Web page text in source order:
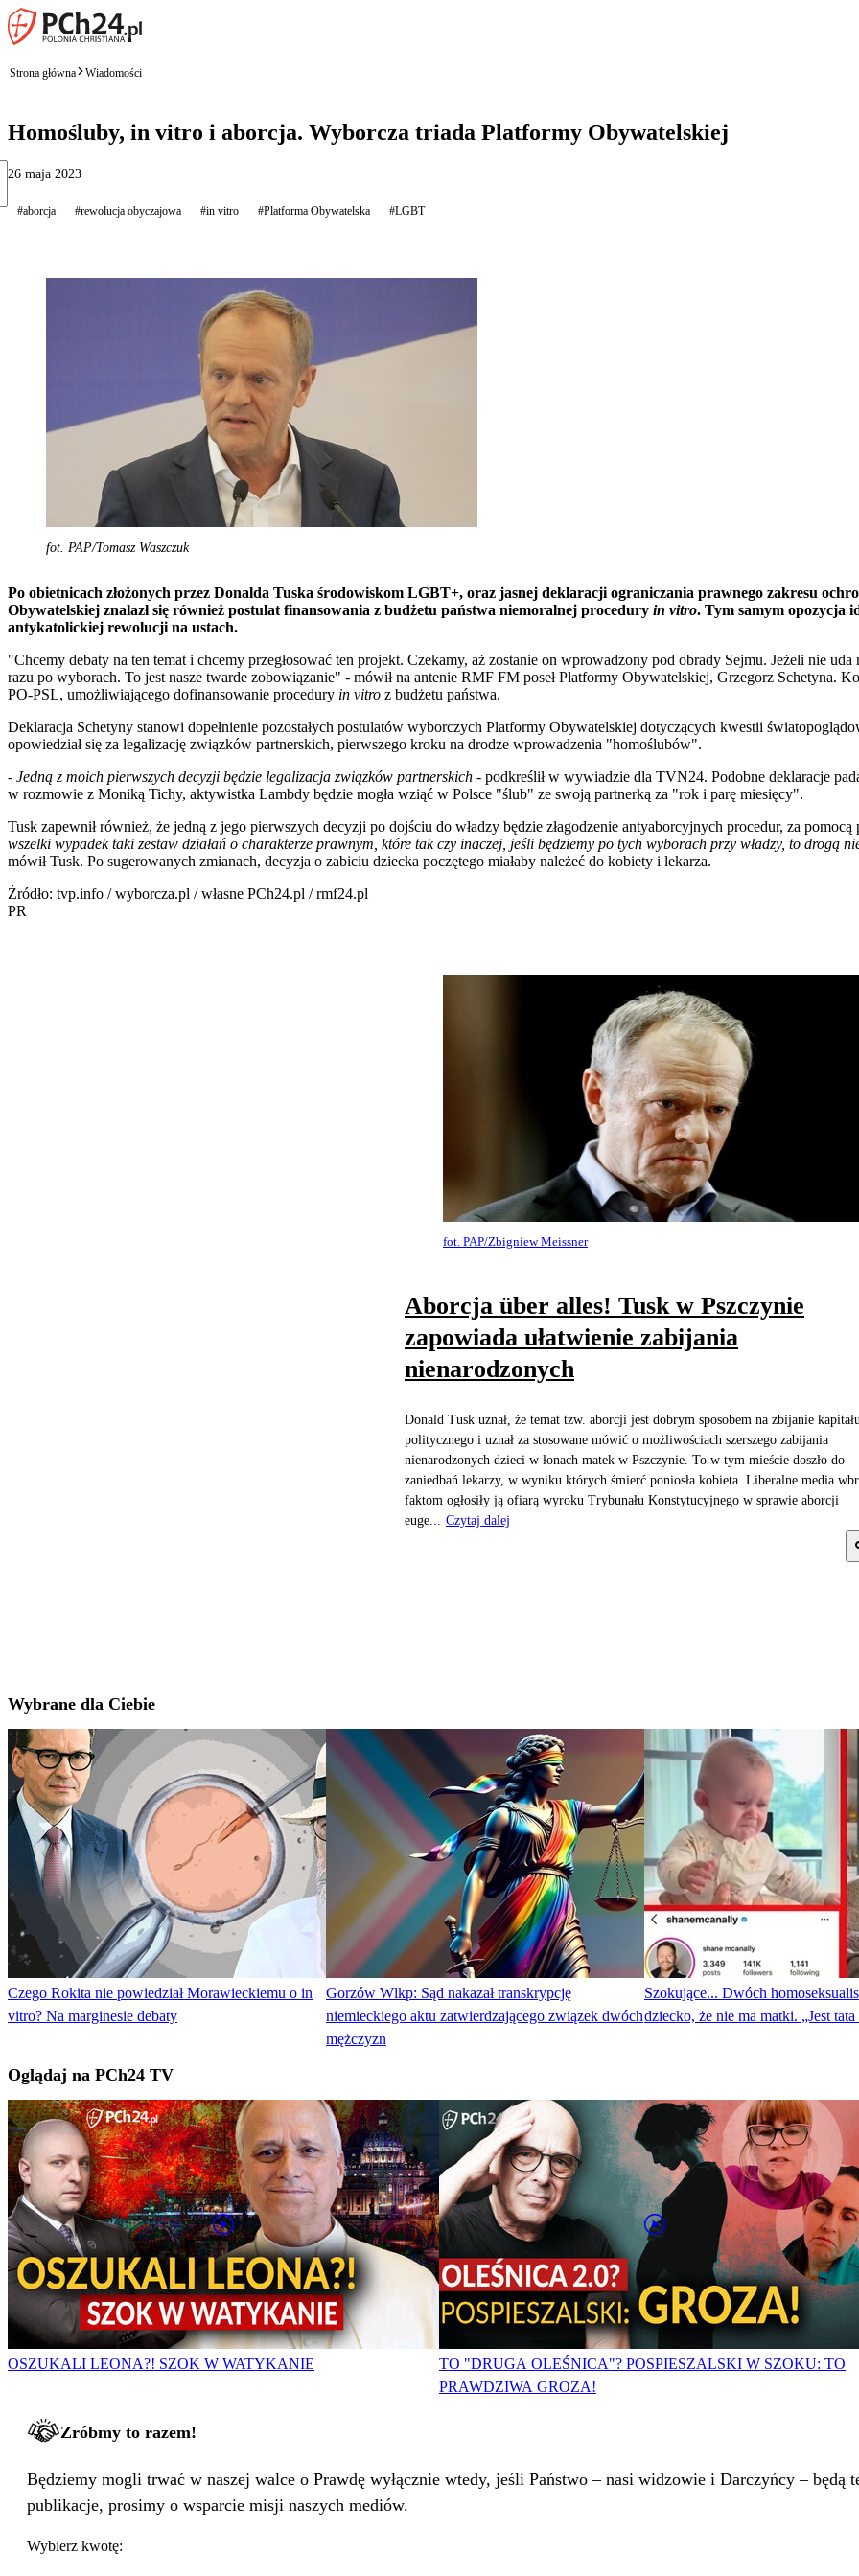
Strona główna Wiadomości
Homośluby, in vitro i aborcja. Wyborcza triada Platformy Obywatelskiej
26 maja 2023
#aborcja #rewolucja obyczajowa #in vitro #Platforma Obywatelska #LGBT
fot. PAP/Tomasz Waszczuk
Po obietnicach złożonych przez Donalda Tuska środowiskom LGBT+, oraz jasnej deklaracji ograniczania prawnego zakresu
Obywatelskiej znalazł się również postulat finansowania z budżetu państwa niemoralnej procedury in vitro. Tym samym opozycja
antykatolickiej rewolucji na ustach.
"Chcemy debaty na ten temat i chcemy przegłosować ten projekt. Czekamy, aż zostanie on wprowadzony pod obrady Sejmu. Jeżeli nie
razu po wyborach. To jest nasze twarde zobowiązanie" - mówił na antenie RMF FM poseł Platformy Obywatelskiej, Grzegorz Schetyna.
PO-PSL, umożliwiającego dofinansowanie procedury in vitro z budżetu państwa.
Deklaracja Schetyny stanowi dopełnienie pozostałych postulatów wyborczych Platformy Obywatelskiej dotyczących kwestii
opowiedział się za legalizację związków partnerskich, pierwszego kroku na drodze wprowadzenia "homoślubów".
- Jedną z moich pierwszych decyzji będzie legalizacja związków partnerskich - podkreślił w wywiadzie dla TVN24. Podobne deklaracje
w rozmowie z Moniką Tichy, aktywistka Lambdy będzie mogła wziąć w Polsce "ślub" ze swoją partnerką za "rok i parę miesięcy".
Tusk zapewnił również, że jedną z jego pierwszych decyzji po dojściu do władzy będzie złagodzenie antyaborcyjnych procedur, za
wszelki wypadek taki zestaw działań o charakterze prawnym, które tak czy inaczej, jeśli będziemy po tych wyborach przy władzy, to drogą
mówił Tusk. Po sugerowanych zmianach, decyzja o zabiciu dziecka poczętego miałaby należeć do kobiety i lekarza.
Źródło: tvp.info / wyborcza.pl / własne PCh24.pl / rmf24.pl
PR
fot. PAP/Zbigniew Meissner
Aborcja über alles! Tusk w Pszczynie
zapowiada ułatwienie zabijania
nienarodzonych
Donald Tusk uznał, że temat tzw. aborcji jest dobrym sposobem na zbijanie kapitału
politycznego i uznał za stosowane mówić o możliwościach szerszego zabijania
nienarodzonych dzieci w łonach matek w Pszczynie. To w tym mieście doszło do
zaniedbań lekarzy, w wyniku których śmierć poniosła kobieta. Liberalne media
faktom ogłosiły ją ofiarą wyroku Trybunału Konstytucyjnego w sprawie aborcji
euge...
Czytaj dalej
Wybrane dla Ciebie
Czego Rokita nie powiedział Morawieckiemu o in
vitro? Na marginesie debaty
Gorzów Wlkp: Sąd nakazał transkrypcję
niemieckiego aktu zatwierdzającego związek dwóch
mężczyzn
Szokujące... Dwóch
dziecko, że nie ma matki. „Jest tata
Oglądaj na PCh24 TV
OSZUKALI LEONA?! SZOK W WATYKANIE
TO "DRUGA OLEŚNICA"? POSPIESZALSKI W SZOKU: TO
PRAWDZIWA GROZA!
Zróbmy to razem!
Będziemy mogli trwać w naszej walce o Prawdę wyłącznie wtedy, jeśli Państwo – nasi widzowie i Darczyńcy – będą
publikacje, prosimy o wsparcie misji naszych mediów.
Wybierz kwotę: